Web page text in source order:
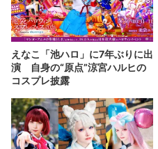
えなこ「池ハロ」に7年ぶりに出
演 自身の“原点”涼宮ハルヒの
コスプレ披露